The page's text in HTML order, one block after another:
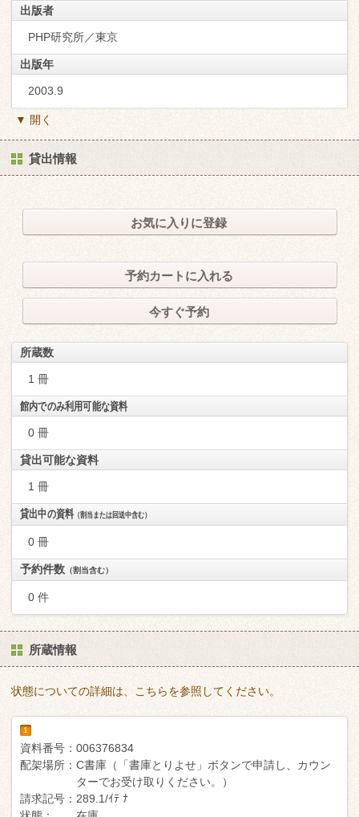
出版者
PHP研究所／東京
出版年
2003.9
▼ 開く
貸出情報
お気に入りに登録
予約カートに入れる
今すぐ予約
所蔵数
1 冊
館内でのみ利用可能な資料
0 冊
貸出可能な資料
1 冊
貸出中の資料（割当または回送中含む）
0 冊
予約件数 （割当含む）
0 件
所蔵情報
状態についての詳細は、こちらを参照してください。
1
資料番号： 006376834
配架場所： C書庫（「書庫とりよせ」ボタンで申請し、カウン
ターでお受け取りください。）
請求記号： 289.1/ｲﾃ ﾅ